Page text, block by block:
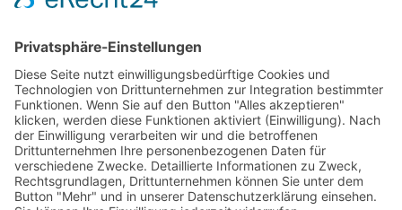
Betriebsferien
Wir befinden uns vom
19.12.2025 bis einschließlich 07.01.2026
in unseren Betriebsferien.
In dieser Zeit werden Anfragen
weiterhin bearbeitet, allerdings